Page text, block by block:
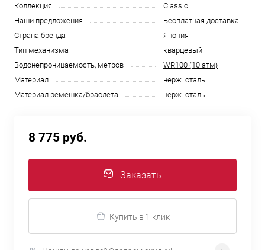
Коллекция
Classic
Наши предложения
Бесплатная доставка
Страна бренда
Япония
Тип механизма
кварцевый
Водонепроницаемость, метров
WR100 (10 атм)
Материал
нерж. сталь
Материал ремешка/браслета
нерж. сталь
8 775 руб.
Заказать
Купить в 1 клик